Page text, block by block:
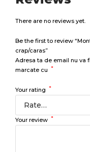
There are no reviews yet.
Be the first to review
crap/caras”
Adresa ta de email nu va
marcate cu *
Your rating *
Your review *